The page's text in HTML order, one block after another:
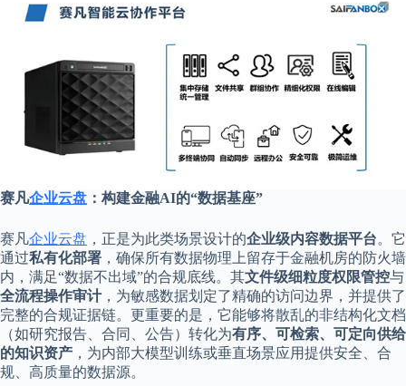
赛凡企业云盘 ：构建金融AI的“数据基座”
赛凡企业云盘 ，正是为此类场景设计的企业级内容数据平台。它
通过私有化部署 ，确保所有数据物理上留存于金融机房的防火墙
内，满足“数据不出域”的合规底线。其文件级细粒度权限管控与
全流程操作审计，为敏感数据划定了精确的访问边界，并提供了
完整的合规证据链。更重要的是，它能够将散乱的非结构化文档
（如研究报告、合同、公告）转化为有序、可检索、可定向供给
的知识资产 ，为内部大模型训练或垂直场景应用提供安全、合
规、高质量的数据源。